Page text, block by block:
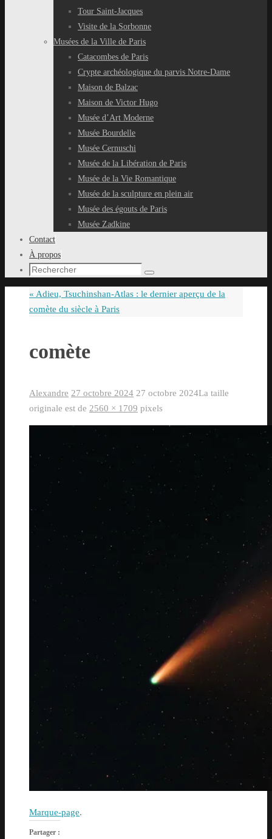
Tour Saint-Jacques
Visite de la Sorbonne
Musées de la Ville de Paris
Catacombes de Paris
Crypte archéologique du parvis Notre-Dame
Maison de Balzac
Maison de Victor Hugo
Musée d’Art Moderne
Musée Bourdelle
Musée Cernuschi
Musée de la Libération de Paris
Musée de la Vie Romantique
Musée de la sculpture en plein air
Musée des égouts de Paris
Musée Zadkine
Contact
À propos
Recherche
:
Rechercher
« Adieu, Tsuchinshan-Atlas : le dernier aperçu de la
comète du siècle à Paris
comète
Alexandre 27 octobre 2024 27 octobre 2024La taille
originale est de 2560 × 1709 pixels
Marque-page.
Partager :